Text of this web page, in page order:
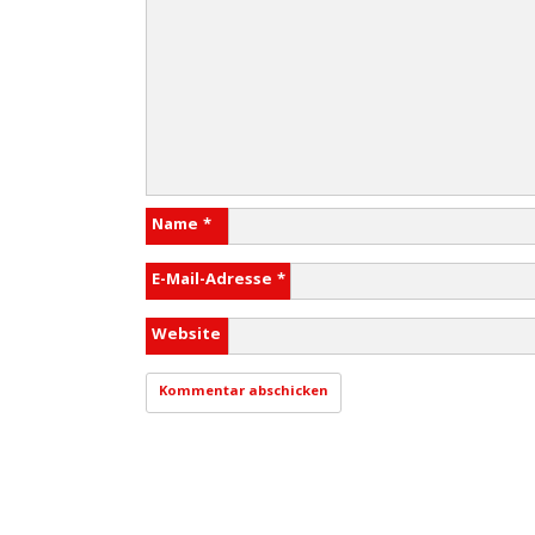
Name *
E-Mail-Adresse *
Website